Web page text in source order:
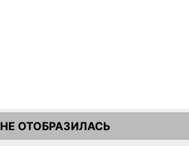
НЕ ОТОБРАЗИЛАСЬ